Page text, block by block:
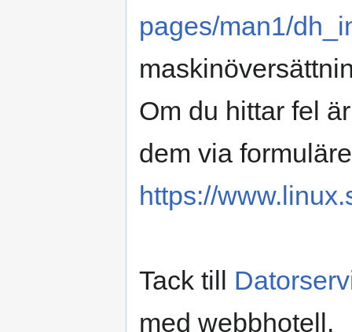
pages/man1/
Om du hittar fel
dem via
https://
Tack till
med webbhotell.